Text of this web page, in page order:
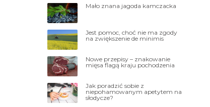
Mało znana jagoda kamczacka
Jest pomoc, choć nie ma zgody
na zwiększenie de minimis
Nowe przepisy – znakowanie
mięsa flagą kraju pochodzenia
Jak poradzić sobie z
niepohamowanym apetytem na
słodycze?